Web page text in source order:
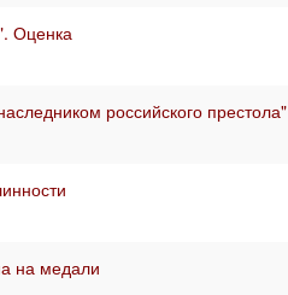
Оценка
российского престола"
на медали